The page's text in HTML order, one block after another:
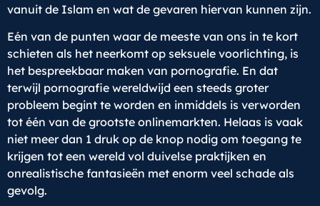
vanuit de Islam en wat de gevaren hiervan kunnen zijn.
Eén van de punten waar de meeste van ons in te kort
schieten als het neerkomt op seksuele voorlichting, is
het bespreekbaar maken van pornografie. En dat
terwijl pornografie wereldwijd een steeds groter
probleem begint te worden en inmiddels is verworden
tot één van de grootste onlinemarkten. Helaas is vaak
niet meer dan 1 druk op de knop nodig om toegang te
krijgen tot een wereld vol duivelse praktijken en
onrealistische fantasieën met enorm veel schade als
gevolg.